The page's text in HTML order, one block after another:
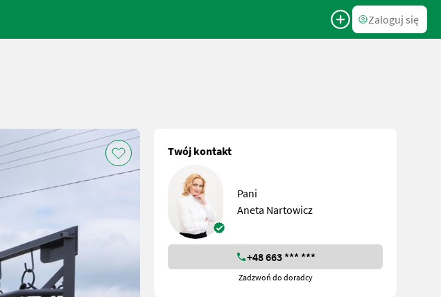
Zaloguj się
Twój kontakt
Pani
Aneta Nartowicz
+48 663 *** ***
Zadzwoń do doradcy